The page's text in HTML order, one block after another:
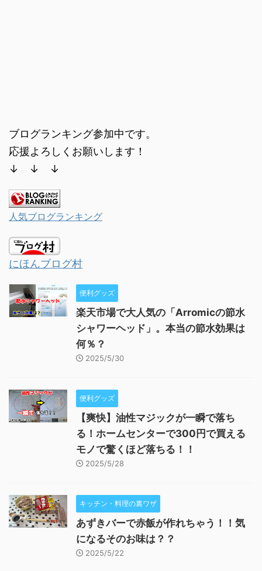
ブログランキング参加中です。
応援よろしくお願いします！
↓ ↓ ↓
人気ブログランキング
にほんブログ村
便利グッズ
楽天市場で大人気の「Arromicの節水
シャワーヘッド」。本当の節水効果は
何％？
2025/5/30
便利グッズ
【爽快】油性マジックが一瞬で落ち
る！ホームセンターで300円で買える
モノで驚くほど落ちる！！
2025/5/28
キッチン・料理の裏ワザ
あずきバーで赤飯が作れちゃう！！気
になるそのお味は？？
2025/5/22